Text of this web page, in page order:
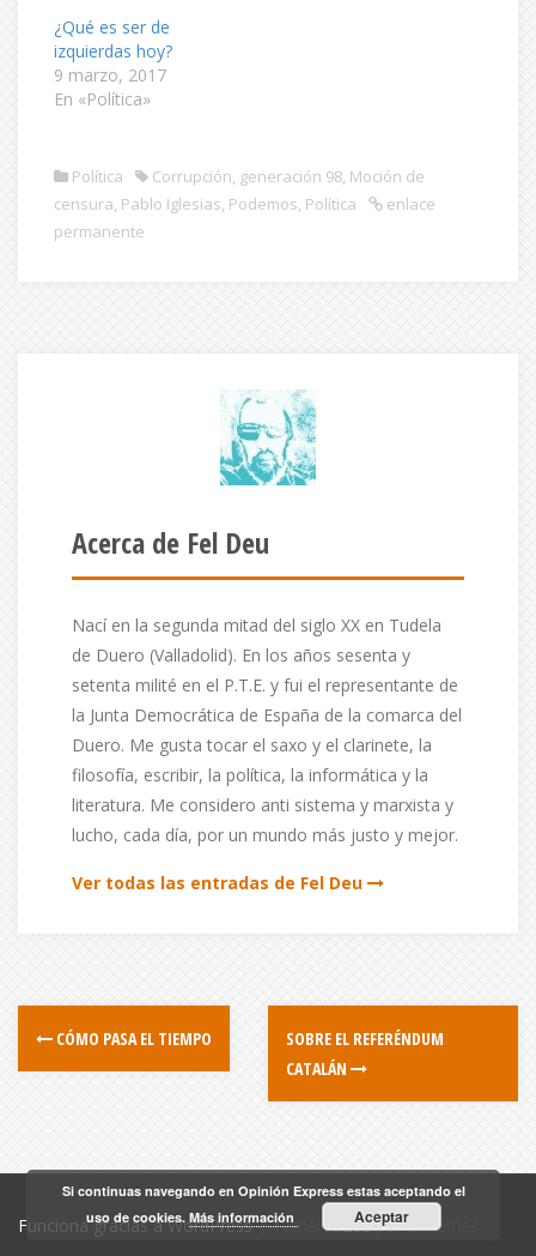
¿Qué es ser de
izquierdas hoy?
9 marzo, 2017
En «Política»
Política Corrupción, generación 98, Moción de
censura, Pablo Iglesias, Podemos, Política
enlace
permanente
Acerca de Fel Deu
Nací en la segunda mitad del siglo XX en Tudela
de Duero (Valladolid). En los años sesenta y
setenta milité en el P.T.E. y fui el representante de
la Junta Democrática de España de la comarca del
Duero. Me gusta tocar el saxo y el clarinete, la
filosofía, escribir, la política, la informática y la
literatura. Me considero anti sistema y marxista y
lucho, cada día, por un mundo más justo y mejor.
Ver todas las entradas de Fel Deu
CÓMO PASA EL TIEMPO
SOBRE EL REFERÉNDUM
CATALÁN
Funciona gracias a WordPress |Tema:Alizeepor aThemes
Si continuas navegando en Opinión Express estas aceptando el
uso de cookies. Más información Aceptar